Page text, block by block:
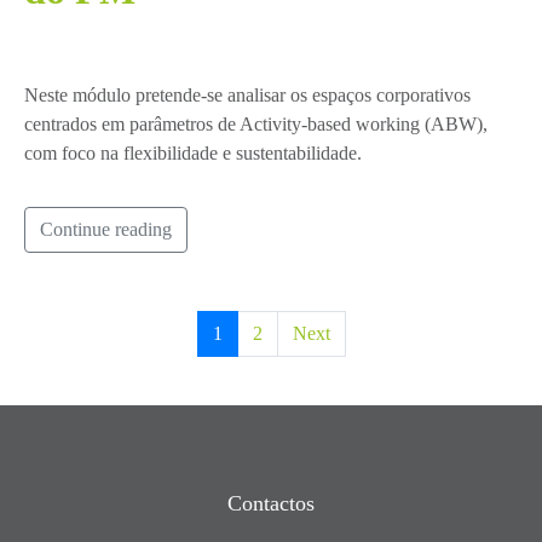
Neste módulo pretende-se analisar os espaços corporativos
centrados em parâmetros de Activity-based working (ABW),
com foco na flexibilidade e sustentabilidade.
Continue reading
1 2 Next
Contactos